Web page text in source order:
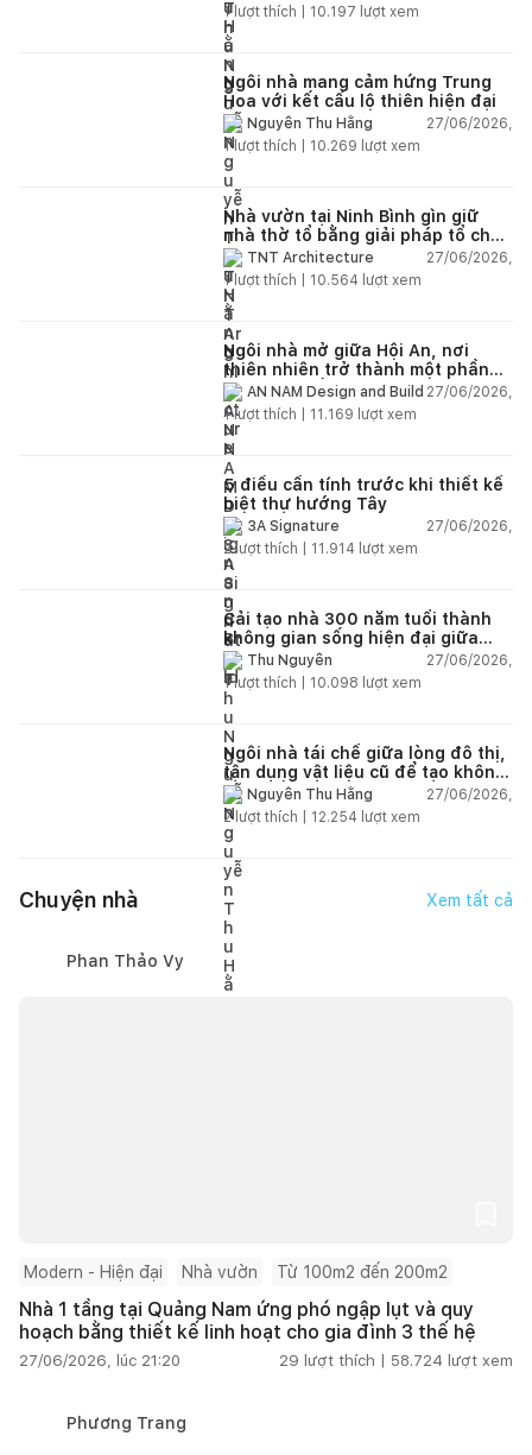
1lượt thích | 10.197 lượt xem
Ngôi nhà mang cảm hứng Trung
Hoa với kết cấu lộ thiên hiện đại
Nguyễn Thu Hằng
27/06/2026,
1lượt thích | 10.269 lượt xem
Nhà vườn tại Ninh Bình gìn giữ
nhà thờ tổ bằng giải pháp tổ chức
lại không gian
TNT Architecture
27/06/2026,
1lượt thích | 10.564 lượt xem
Ngôi nhà mở giữa Hội An, nơi
thiên nhiên trở thành một phần
của cuộc sống
AN NAM Design and Build 27/06/2026,
1lượt thích | 11.169 lượt xem
5 điều cần tính trước khi thiết kế
biệt thự hướng Tây
3A Signature
27/06/2026,
2lượt thích | 11.914 lượt xem
Cải tạo nhà 300 năm tuổi thành
không gian sống hiện đại giữa
thiên nhiên
Thu Nguyễn
27/06/2026,
1lượt thích | 10.098 lượt xem
Ngôi nhà tái chế giữa lòng đô thị,
tận dụng vật liệu cũ để tạo không
gian sống linh hoạt
Nguyễn Thu Hằng
27/06/2026,
2lượt thích | 12.254 lượt xem
Chuyện nhà Xem tất cả
Phan Thảo Vy
Modern - Hiện đại Nhà vườn Từ 100m2 đến 200m2
Nhà 1 tầng tại Quảng Nam ứng phó ngập lụt và quy
hoạch bằng thiết kế linh hoạt cho gia đình 3 thế hệ
27/06/2026, lúc 21:20 29 lượt thích | 58.724 lượt xem
Phương Trang